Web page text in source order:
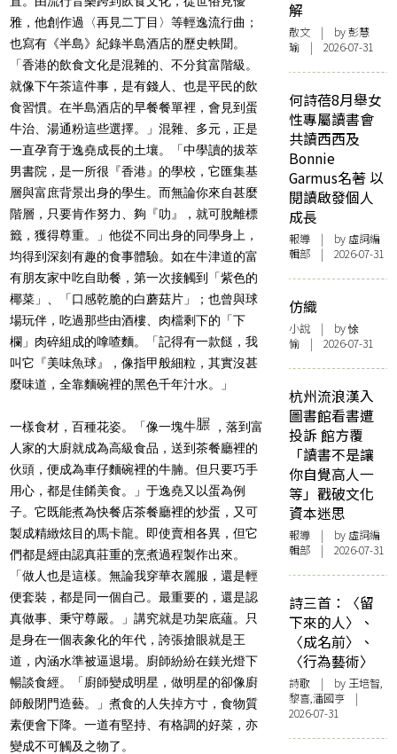
雅，他創作過〈再見二丁目〉等輕逸流行曲；
也寫有《半島》紀錄半島酒店的歷史軼聞。
「香港的飲食文化是混雜的、不分貧富階級。
就像下午茶這件事，是有錢人、也是平民的飲
食習慣。在半島酒店的早餐餐單裡，會見到蛋
牛治、湯通粉這些選擇。」混雜、多元，正是
一直孕育于逸堯成長的土壤。「中學讀的拔萃
男書院，是一所很『香港』的學校，它匯集基
層與富庶背景出身的學生。而無論你來自甚麼
階層，只要肯作努力、夠『叻』，就可脫離標
籤，獲得尊重。」他從不同出身的同學身上，
均得到深刻有趣的食事體驗。如在牛津道的富
有朋友家中吃自助餐，第一次接觸到「紫色的
椰菜」、「口感乾脆的白蘑菇片」；也曾與球
場玩伴，吃過那些由酒樓、肉檔剩下的「下
欄」肉碎組成的嗱喳麵。「記得有一款餸，我
叫它『美味魚球』，像指甲般細粒，其實沒甚
麼味道，全靠麵碗裡的黑色千年汁水。」
一樣食材，百種花姿。「像一塊牛
，落到富
人家的大廚就成為高級食品，送到茶餐廳裡的
伙頭，便成為車仔麵碗裡的牛腩。但只要巧手
用心，都是佳餚美食。」于逸堯又以蛋為例
子。它既能煮為快餐店茶餐廳裡的炒蛋，又可
製成精緻炫目的馬卡龍。即使賣相各異，但它
們都是經由認真莊重的烹煮過程製作出來。
「做人也是這樣。無論我穿華衣麗服，還是輕
便套裝，都是同一個自己。最重要的，還是認
真做事、秉守尊嚴。」講究就是功架底蘊。只
是身在一個表象化的年代，誇張搶眼就是王
道，內涵水準被逼退場。廚師紛紛在鎂光燈下
暢談食經。「廚師變成明星，做明星的卻像廚
師般閉門造藝。」煮食的人失掉方寸，食物質
素便會下降。一道有堅持、有格調的好菜，亦
變成不可觸及之物了。
解
散文 | by 彭慧
瑜 | 2026-07-31
何詩蓓8月舉女
性專屬讀書會
共讀西西及
Bonnie
Garmus名著 以
閱讀啟發個人
成長
報導 | by 虛詞編
輯部 | 2026-07-31
仿織
小說 | by 悇
愉 | 2026-07-31
杭州流浪漢入
圖書館看書遭
投訴 館方覆
「讀書不是讓
你自覺高人一
等」戳破文化
資本迷思
報導 | by 虛詞編
輯部 | 2026-07-31
詩三首：〈留
下來的人〉、
〈成名前〉、
〈行為藝術〉
詩歌 | by 王培智,
黎喜,潘國亨 |
2026-07-31